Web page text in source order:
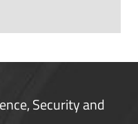
Security and